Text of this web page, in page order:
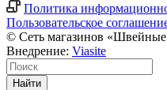
Политика
Пользовательское
© Сеть магазинов
Внедрение: Viasite
Найти